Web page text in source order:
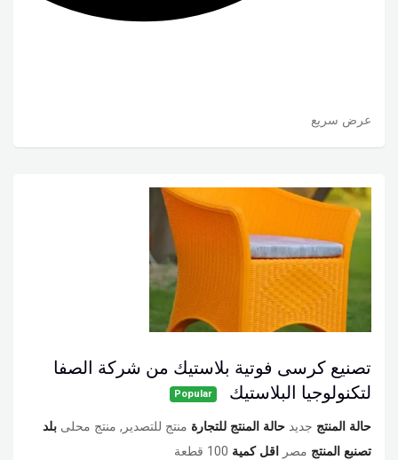
عرض سريع
تصنيع كرسى فوتية بلاستيك من شركة الصفا
لتكنولوجيا البلاستيك
Popular
حالة المنتج جديد حالة المنتج للتجارة منتج للتصدير, منتج محلى بلد
تصنبع المنتج مصر اقل كمية 100 قطعة